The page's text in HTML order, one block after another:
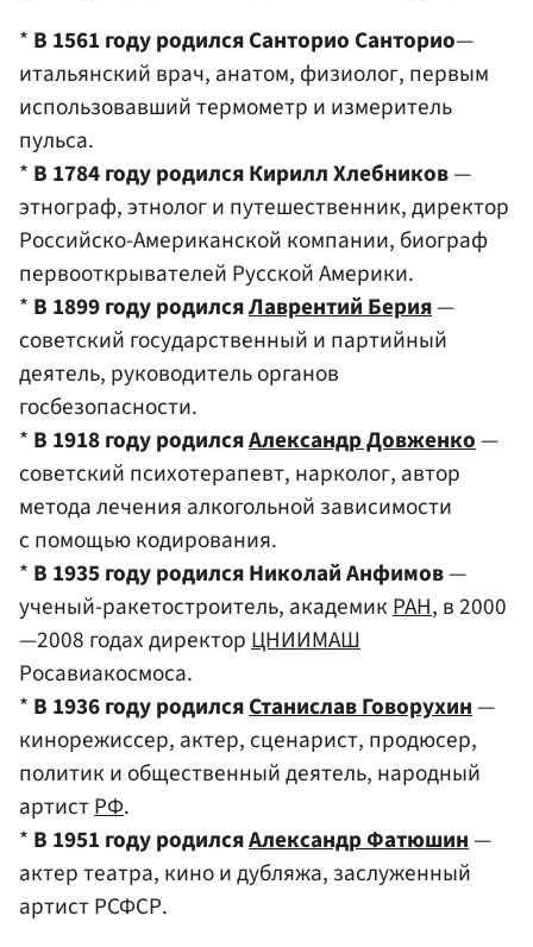
* В 1561 году родился Санторио Санторио—
итальянский врач, анатом, физиолог, первым
использовавший термометр и измеритель
пульса.
* В 1784 году родился Кирилл Хлебников—
этнограф, этнолог и путешественник, директор
Российско-Американской компании, биограф
первооткрывателей Русской Америки.
* В 1899 году родилсяЛаврентий Берия—
советский государственный и партийный
деятель, руководитель органов
госбезопасности.
* В 1918 году родилсяАлександр Довженко—
советский психотерапевт, нарколог, автор
метода лечения алкогольной зависимости
с помощью кодирования.
* В 1935 году родился Николай Анфимов—
ученый-ракетостроитель, академикРАН, в 2000
—2008 годах директорЦНИИМАШ
Росавиакосмоса.
* В 1936 году родилсяСтанислав Говорухин—
кинорежиссер, актер, сценарист, продюсер,
политик и общественный деятель, народный
артистРФ.
* В 1951 году родилсяАлександр Фатюшин—
актер театра, кино и дубляжа, заслуженный
артист РСФСР.